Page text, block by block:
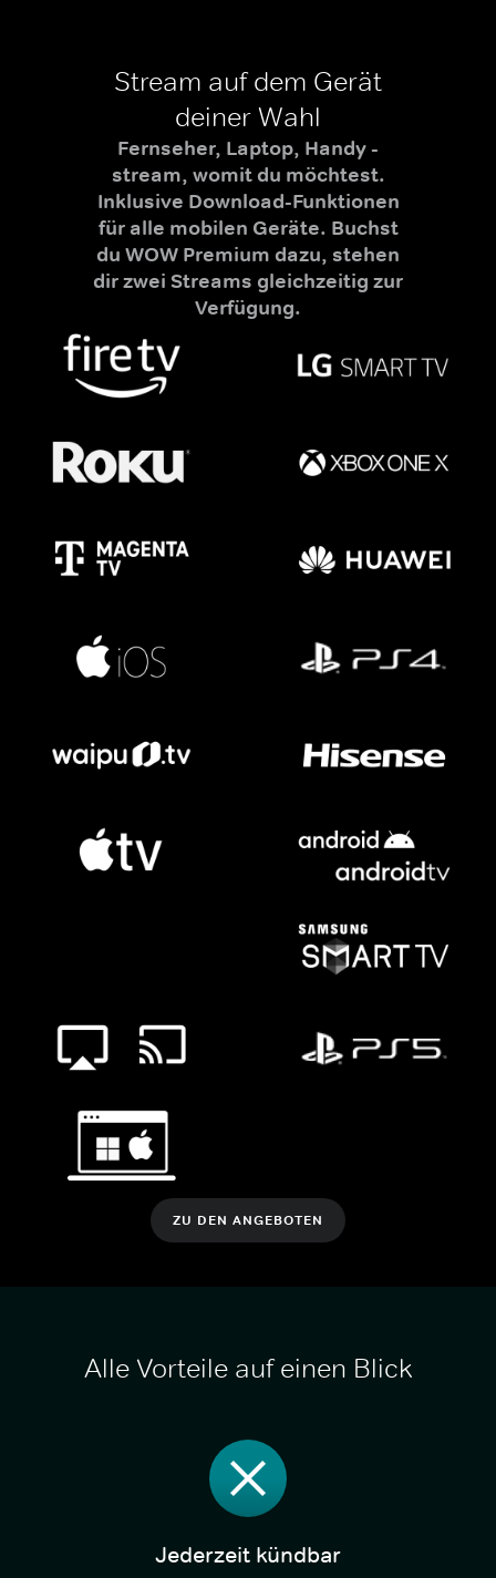
Stream auf dem Gerät
deiner Wahl
Fernseher, Laptop, Handy -
stream, womit du möchtest.
Inklusive Download-Funktionen
für alle mobilen Geräte. Buchst
du WOW Premium dazu, stehen
dir zwei Streams gleichzeitig zur
Verfügung.
ZU DEN ANGEBOTEN
Alle Vorteile auf einen Blick
Jederzeit kündbar